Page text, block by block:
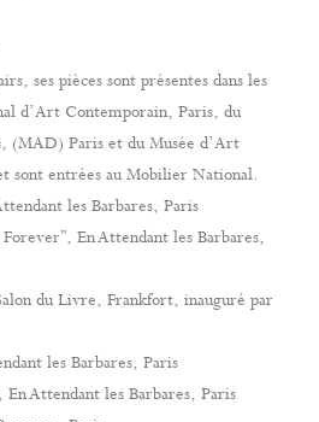
ses pièces sont présentes dans les
d’Art Contemporain, Paris, du
(MAD) Paris et du Musée d’Art
sont entrées au Mobilier National.
les Barbares, Paris
En Attendant les Barbares,
du Livre, Frankfort, inauguré par
les Barbares, Paris
En Attendant les Barbares, Paris